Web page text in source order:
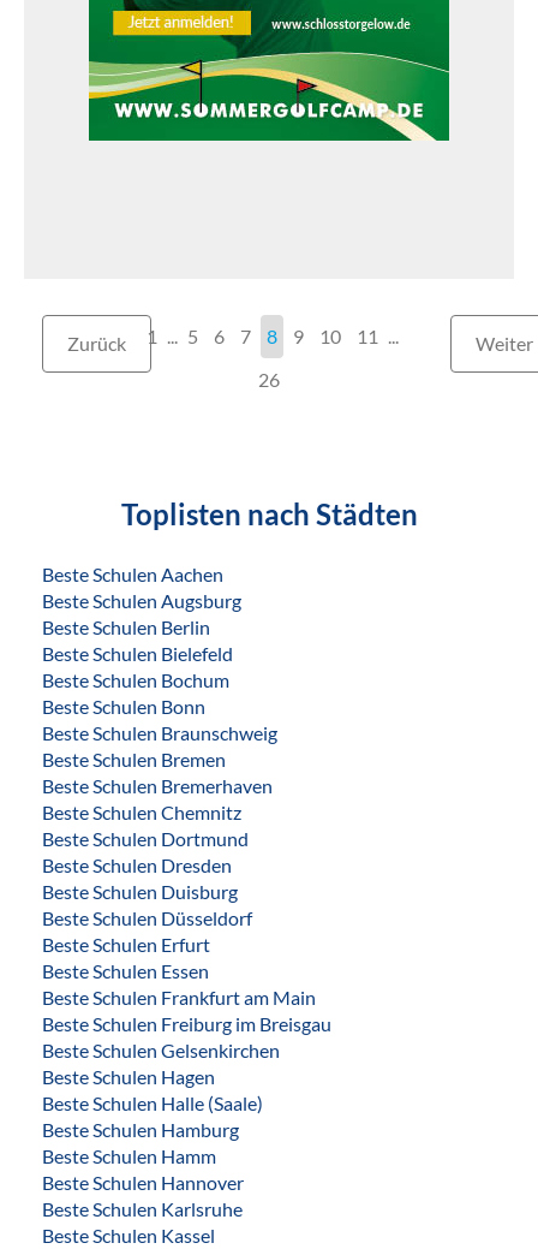
Zurück 1 5 6 7 8 9 10 11
26
Weiter
Toplisten nach Städten
Beste Schulen Aachen
Beste Schulen Augsburg
Beste Schulen Berlin
Beste Schulen Bielefeld
Beste Schulen Bochum
Beste Schulen Bonn
Beste Schulen Braunschweig
Beste Schulen Bremen
Beste Schulen Bremerhaven
Beste Schulen Chemnitz
Beste Schulen Dortmund
Beste Schulen Dresden
Beste Schulen Duisburg
Beste Schulen Düsseldorf
Beste Schulen Erfurt
Beste Schulen Essen
Beste Schulen Frankfurt am Main
Beste Schulen Freiburg im Breisgau
Beste Schulen Gelsenkirchen
Beste Schulen Hagen
Beste Schulen Halle (Saale)
Beste Schulen Hamburg
Beste Schulen Hamm
Beste Schulen Hannover
Beste Schulen Karlsruhe
Beste Schulen Kassel